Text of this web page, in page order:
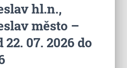
hl.n.,
město –
07. 2026 do